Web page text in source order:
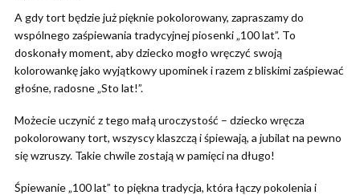
A gdy tort będzie już pięknie pokolorowany, zapraszamy do
wspólnego zaśpiewania tradycyjnej piosenki „100 lat”. To
doskonały moment, aby dziecko mogło wręczyć swoją
kolorowankę jako wyjątkowy upominek i razem z bliskimi zaśpiewać
głośne, radosne „Sto lat!”.
Możecie uczynić z tego małą uroczystość – dziecko wręcza
pokolorowany tort, wszyscy klaszczą i śpiewają, a jubilat na pewno
się wzruszy. Takie chwile zostają w pamięci na długo!
Śpiewanie „100 lat” to piękna tradycja, która łączy pokolenia i